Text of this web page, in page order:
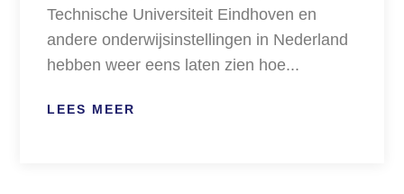
Technische Universiteit Eindhoven en
andere onderwijsinstellingen in Nederland
hebben weer eens laten zien hoe...
LEES MEER